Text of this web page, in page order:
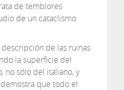
de temblores
de un cataclismo
de las ruinas
la superficie del
no sólo del italiano, y
que todo el